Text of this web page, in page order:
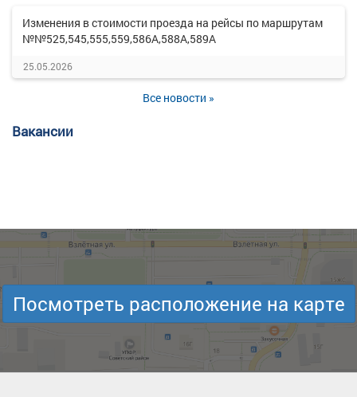
Изменения в стоимости проезда на рейсы по маршрутам
№№525,545,555,559,586А,588А,589А
25.05.2026
Все новости »
Вакансии
Посмотреть расположение на карте